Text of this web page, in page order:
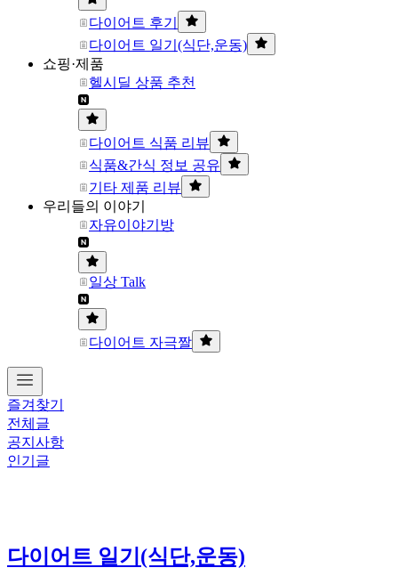
다이어트 후기
다이어트 일기(식단,운동)
쇼핑·제품
헬시딜 상품 추천
다이어트 식품 리뷰
식품&간식 정보 공유
기타 제품 리뷰
우리들의 이야기
자유이야기방
일상 Talk
다이어트 자극짤
즐겨찾기
전체글
공지사항
인기글
다이어트 일기(식단,운동)